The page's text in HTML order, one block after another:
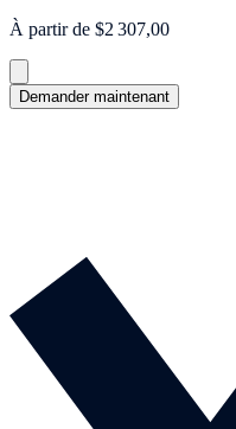
À partir de $2 307,00
Demander maintenant